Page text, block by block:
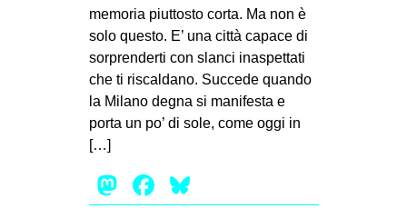
AFRICA
AMERICHE
EUROPA
MEDIO ORIENTE
EVENTI
memoria piuttosto corta. Ma non è
solo questo. E’ una città capace di
sorprenderti con slanci inaspettati
che ti riscaldano. Succede quando
la Milano degna si manifesta e
porta un po’ di sole, come oggi in
[…]
Mastodon
Facebook